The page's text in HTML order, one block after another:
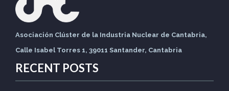
Asociación Clúster de la Industria Nuclear de Cantabria,
Calle Isabel Torres 1, 39011 Santander, Cantabria
RECENT POSTS